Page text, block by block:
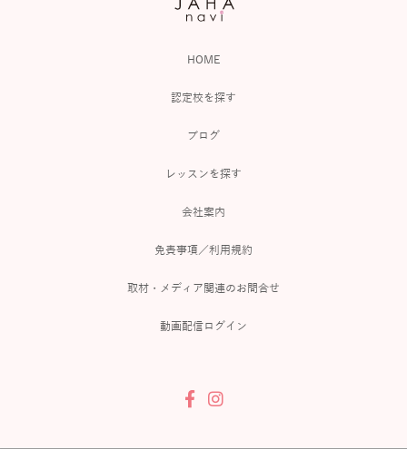
HOME
認定校を探す
ブログ
レッスンを探す
会社案内
免責事項／利用規約
取材・メディア関連のお問合せ
動画配信ログイン